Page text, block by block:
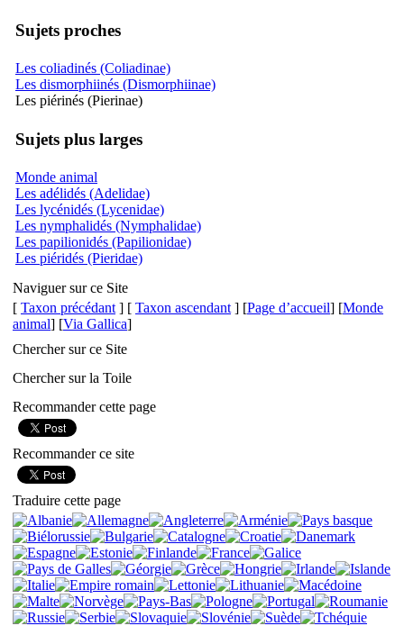
Sujets proches
Les coliadinés (Coliadinae)
Les dismorphiinés (Dismorphiinae)
Les piérinés (Pierinae)
Sujets plus larges
Monde animal
Les adélidés (Adelidae)
Les lycénidés (Lycenidae)
Les nymphalidés (Nymphalidae)
Les papilionidés (Papilionidae)
Les piéridés (Pieridae)
Naviguer sur ce Site
[ Taxon précédant ] [ Taxon ascendant ] [Page d’accueil] [Monde
animal] [Via Gallica]
Chercher sur ce Site
Chercher sur la Toile
Recommander cette page
Recommander ce site
Traduire cette page